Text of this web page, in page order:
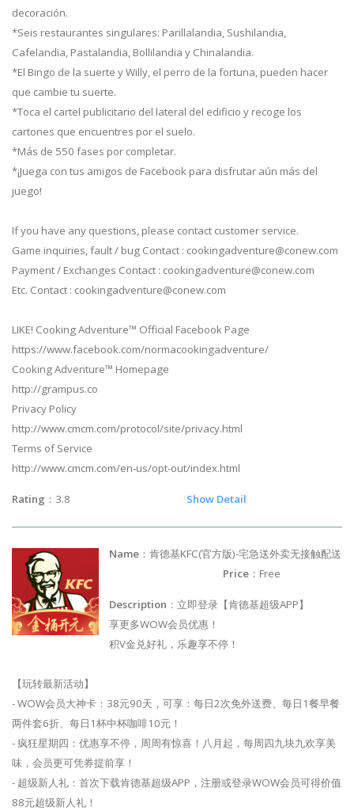
decoración.
*Seis restaurantes singulares: Parillalandia, Sushilandia,
Cafelandia, Pastalandia, Bollilandia y Chinalandia.
*El Bingo de la suerte y Willy, el perro de la fortuna, pueden hacer
que cambie tu suerte.
*Toca el cartel publicitario del lateral del edificio y recoge los
cartones que encuentres por el suelo.
*Más de 550 fases por completar.
*¡Juega con tus amigos de Facebook para disfrutar aún más del
juego!
If you have any questions, please contact customer service.
Game inquiries, fault / bug Contact : cookingadventure@conew.com
Payment / Exchanges Contact : cookingadventure@conew.com
Etc. Contact : cookingadventure@conew.com
LIKE! Cooking Adventure™ Official Facebook Page
https://www.facebook.com/normacookingadventure/
Cooking Adventure™ Homepage
http://grampus.co
Privacy Policy
http://www.cmcm.com/protocol/site/privacy.html
Terms of Service
http://www.cmcm.com/en-us/opt-out/index.html
Rating ：3.8 Show Detail
Name ：肯德基KFC(官方版)-宅急送外卖无接触配送
Price ：Free
Description ：立即登录【肯德基超级APP】
享更多WOW会员优惠！
积V金兑好礼，乐趣享不停！
【玩转最新活动】
- WOW会员大神卡：38元90天，可享：每日2次免外送费、每日1餐早餐
两件套6折、每日1杯中杯咖啡10元！
- 疯狂星期四：优惠享不停，周周有惊喜！八月起，每周四九块九欢享美
味，会员更可凭券提前享！
- 超级新人礼：首次下载肯德基超级APP，注册或登录WOW会员可得价值
88元超级新人礼！